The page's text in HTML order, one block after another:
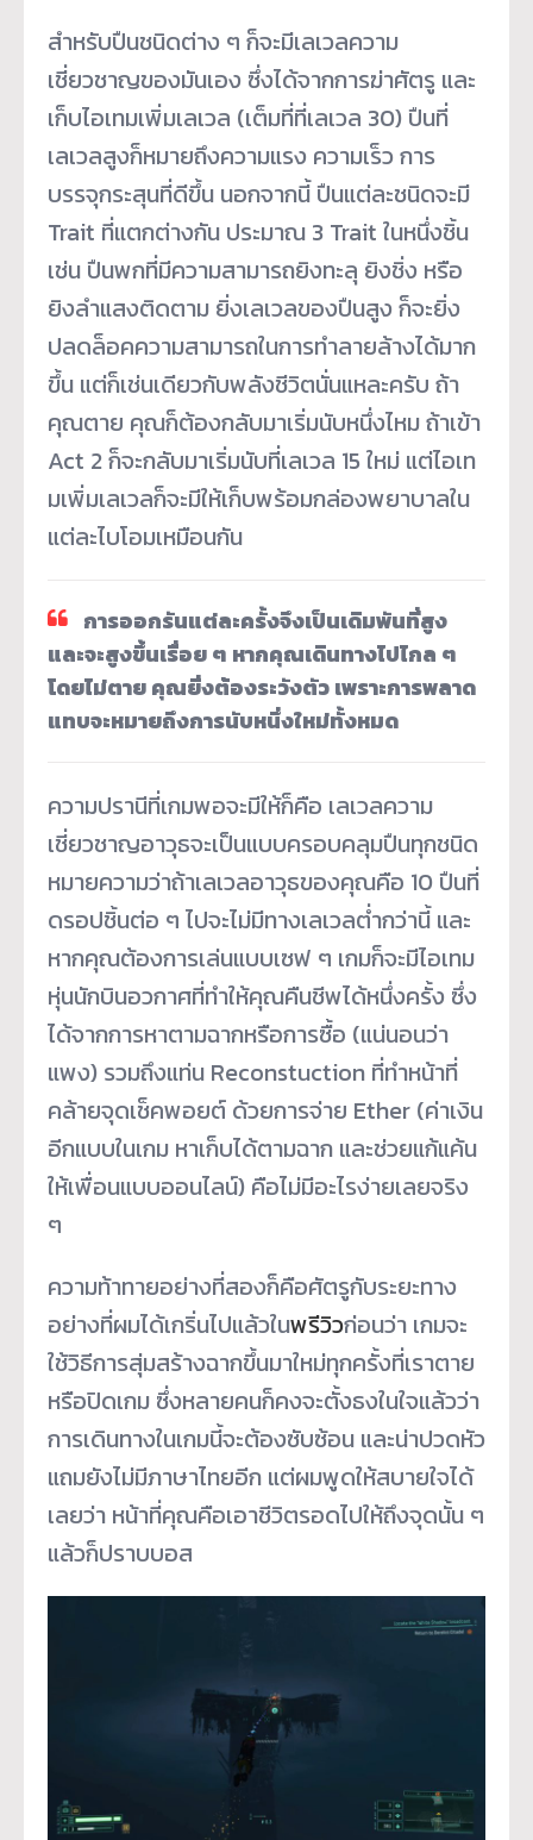
สำหรับปืนชนิดต่าง ๆ ก็จะมีเลเวลความ
เชี่ยวชาญของมันเอง ซึ่งได้จากการฆ่าศัตรู และ
เก็บไอเทมเพิ่มเลเวล (เต็มที่ที่เลเวล 30) ปืนที่
เลเวลสูงก็หมายถึงความแรง ความเร็ว การ
บรรจุกระสุนที่ดีขึ้น นอกจากนี้ ปืนแต่ละชนิดจะมี
Trait ที่แตกต่างกัน ประมาณ 3 Trait ในหนึ่งชิ้น
เช่น ปืนพกที่มีความสามารถยิงทะลุ ยิงชิ่ง หรือ
ยิงลำแสงติดตาม ยิ่งเลเวลของปืนสูง ก็จะยิ่ง
ปลดล็อคความสามารถในการทำลายล้างได้มาก
ขึ้น แต่ก็เช่นเดียวกับพลังชีวิตนั่นแหละครับ ถ้า
คุณตาย คุณก็ต้องกลับมาเริ่มนับหนึ่งไหม ถ้าเข้า
Act 2 ก็จะกลับมาเริ่มนับที่เลเวล 15 ใหม่ แต่ไอเท
มเพิ่มเลเวลก็จะมีให้เก็บพร้อมกล่องพยาบาลใน
แต่ละไบโอมเหมือนกัน
การออกรันแต่ละครั้งจึงเป็นเดิมพันที่สูง
และจะสูงขึ้นเรื่อย ๆ หากคุณเดินทางไปไกล ๆ
โดยไม่ตาย คุณยิ่งต้องระวังตัว เพราะการพลาด
แทบจะหมายถึงการนับหนึ่งใหม่ทั้งหมด
ความปรานีที่เกมพอจะมีให้ก็คือ เลเวลความ
เชี่ยวชาญอาวุธจะเป็นแบบครอบคลุมปืนทุกชนิด
หมายความว่าถ้าเลเวลอาวุธของคุณคือ 10 ปืนที่
ดรอปชิ้นต่อ ๆ ไปจะไม่มีทางเลเวลต่ำกว่านี้ และ
หากคุณต้องการเล่นแบบเซฟ ๆ เกมก็จะมีไอเทม
หุ่นนักบินอวกาศที่ทำให้คุณคืนชีพได้หนึ่งครั้ง ซึ่ง
ได้จากการหาตามฉากหรือการซื้อ (แน่นอนว่า
แพง) รวมถึงแท่น Reconstuction ที่ทำหน้าที่
คล้ายจุดเช็คพอยต์ ด้วยการจ่าย Ether (ค่าเงิน
อีกแบบในเกม หาเก็บได้ตามฉาก และช่วยแก้แค้น
ให้เพื่อนแบบออนไลน์) คือไม่มีอะไรง่ายเลยจริง
ๆ
ความท้าทายอย่างที่สองก็คือศัตรูกับระยะทาง
อย่างที่ผมได้เกริ่นไปแล้วในพรีวิวก่อนว่า เกมจะ
ใช้วิธีการสุ่มสร้างฉากขึ้นมาใหม่ทุกครั้งที่เราตาย
หรือปิดเกม ซึ่งหลายคนก็คงจะตั้งธงในใจแล้วว่า
การเดินทางในเกมนี้จะต้องซับซ้อน และน่าปวดหัว
แถมยังไม่มีภาษาไทยอีก แต่ผมพูดให้สบายใจได้
เลยว่า หน้าที่คุณคือเอาชีวิตรอดไปให้ถึงจุดนั้น ๆ
แล้วก็ปราบบอส